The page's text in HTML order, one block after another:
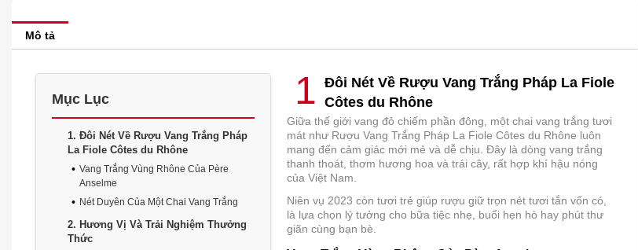
Mô tả
Mục Lục
1 Đôi Nét Về Rượu Vang Trắng Pháp
La Fiole Côtes du Rhône
Vang Trắng Vùng Rhône Của Père
Anselme
Nét Duyên Của Một Chai Vang Trắng
2
Hương Vị Và Trải Nghiệm Thưởng
Thức
1 Đôi Nét Về Rượu Vang Trắng Pháp La Fiole
Côtes du Rhône
Giữa thế giới vang đỏ chiếm phần đông, một chai vang trắng tươi
mát như Rượu Vang Trắng Pháp La Fiole Côtes du Rhône luôn
mang đến cảm giác mới mẻ và dễ chịu. Đây là dòng vang trắng
thanh thoát, thơm hương hoa và trái cây, rất hợp khí hậu nóng
của Việt Nam.
Niên vụ 2023 còn tươi trẻ giúp rượu giữ trọn nét tươi tắn vốn có,
là lựa chọn lý tưởng cho bữa tiệc nhẹ, buổi hẹn hò hay phút thư
giãn cùng bạn bè.